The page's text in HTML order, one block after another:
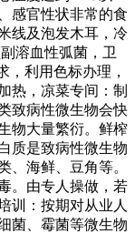
感官性状非常的食
线及泡发木耳，冷
溶血性弧菌，卫
，利用色标办理，
热，凉菜专间：制
致病性微生物会快
物大量繁衍。鲜榨
质是致病性微生物
、海鲜、豆角等。
。由专人操做，若
训：按期对从业人
菌、霉菌等微生物